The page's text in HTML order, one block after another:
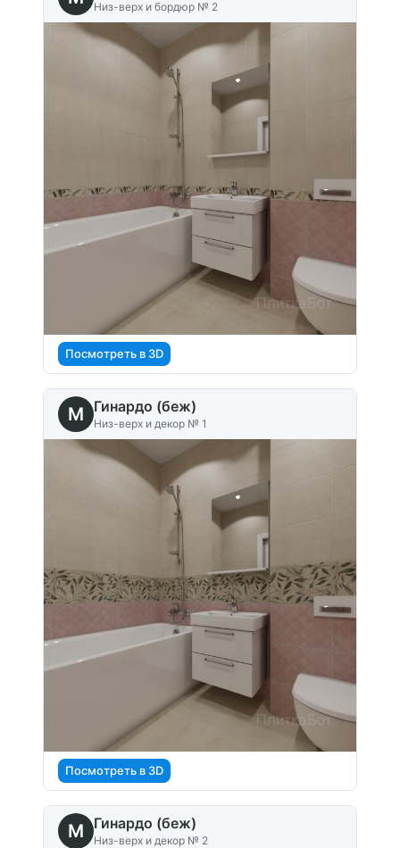
Низ-верх и бордюр № 2
Посмотреть в 3D
M Гинардо (беж)
Низ-верх и декор № 1
Посмотреть в 3D
M Гинардо (беж)
Низ-верх и декор № 2